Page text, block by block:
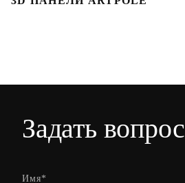
Задать вопрос